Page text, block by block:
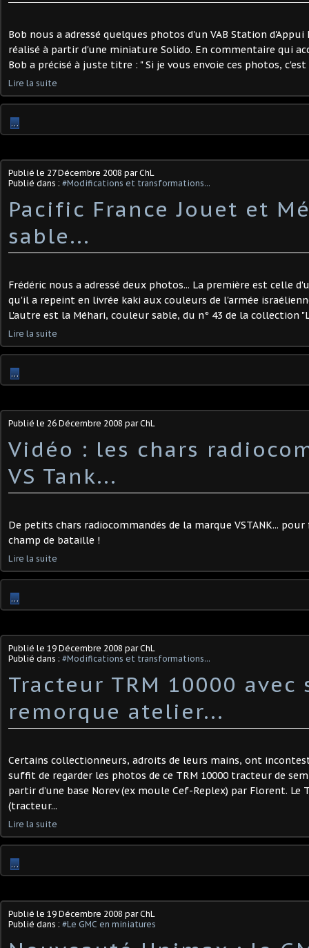
Bob nous a adressé quelques photos d'un VAB Station
réalisé à partir d'une miniature Solido. En commentaire qui
Bob a précisé à juste titre : " Si je vous envoie ces photos,
Lire la suite
…
Publié le 27 Décembre 2008 par ChL
Publié dans : #Modifications et transformations...
Pacific France Jouet et
sable...
Frédéric nous a adressé deux photos... La première est celle
qu'il a repeint en livrée kaki aux couleurs de l'armée
L'autre est la Méhari, couleur sable, du n° 43 de la collection
Lire la suite
…
Publié le 26 Décembre 2008 par ChL
Vidéo : les chars
VS Tank...
De petits chars radiocommandés de la marque VSTANK...
champ de bataille !
Lire la suite
…
Publié le 19 Décembre 2008 par ChL
Publié dans : #Modifications et transformations...
Tracteur TRM 10000 avec
remorque atelier...
Certains collectionneurs, adroits de leurs mains, ont
suffit de regarder les photos de ce TRM 10000 tracteur de
partir d’une base Norev (ex moule Cef-Replex) par Florent. Le
(tracteur...
Lire la suite
…
Publié le 19 Décembre 2008 par ChL
Publié dans : #Le GMC en miniatures